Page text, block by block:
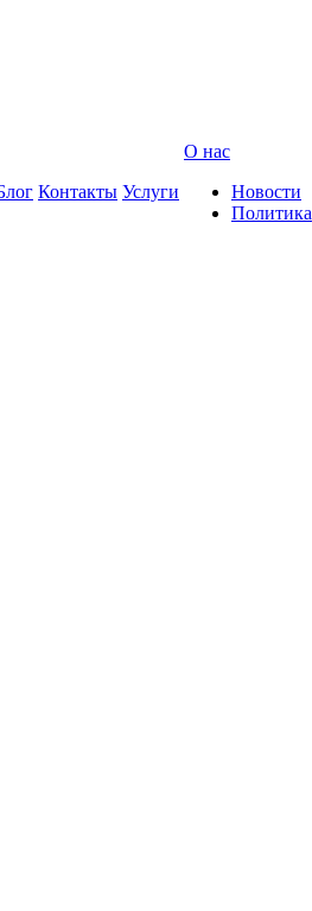
Контакты Услуги
О нас
Новости
Политика